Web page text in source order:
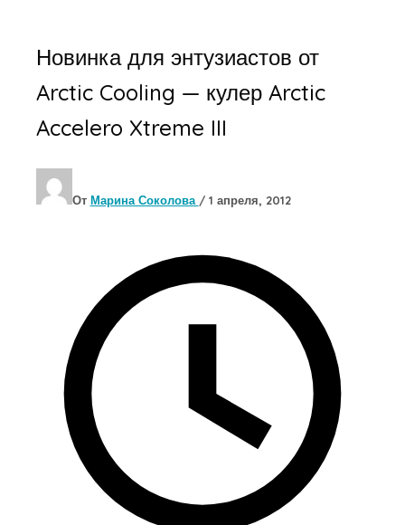
Новинка для энтузиастов от
Arctic Cooling — кулер Arctic
Accelero Xtreme III
От Марина Соколова / 1 апреля, 2012